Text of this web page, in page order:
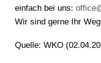
einfach bei uns:
Wir sind gerne Ihr
Quelle: WKO